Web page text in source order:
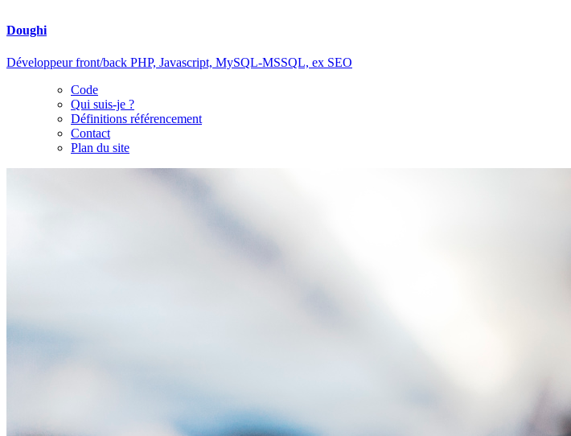
Doughi
Développeur front/back PHP, Javascript, MySQL-MSSQL, ex SEO
Code
Qui suis-je ?
Définitions référencement
Contact
Plan du site